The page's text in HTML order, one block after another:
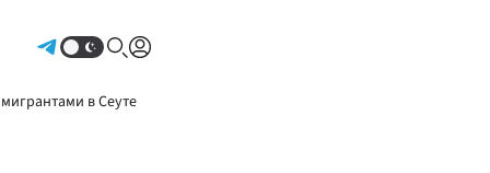
в Сеуте